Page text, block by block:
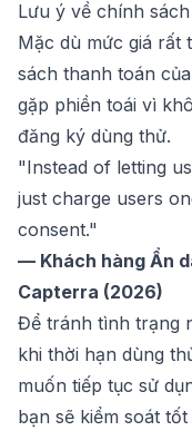
Lưu ý về chính
Mặc dù mức giá rất
sách thanh toán
gặp phiền toái vì
đăng ký dùng thử.
"Instead of letting
just charge users
consent."
— Khách hàng Ẩn
Capterra (2026)
Để tránh tình trạng
khi thời hạn dùng
muốn tiếp tục sử
bạn sẽ kiểm soát